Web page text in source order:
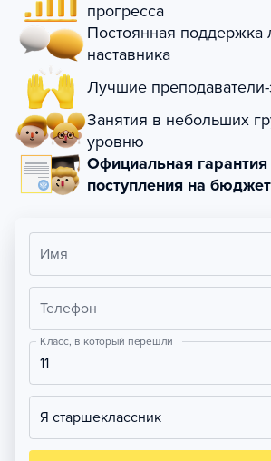
прогресса
Постоянная поддержка
наставника
Лучшие
Занятия в небольших
уровню
Официальная гарантия
поступления на бюджет
Имя
Телефон
Класс, в который перешли
11
Я старшеклассник